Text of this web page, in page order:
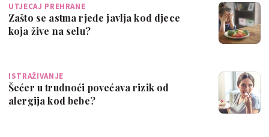
UTJECAJ PREHRANE
Zašto se astma rjeđe javlja kod djece
koja žive na selu?
ISTRAŽIVANJE
Šećer u trudnoći povećava rizik od
alergija kod bebe?